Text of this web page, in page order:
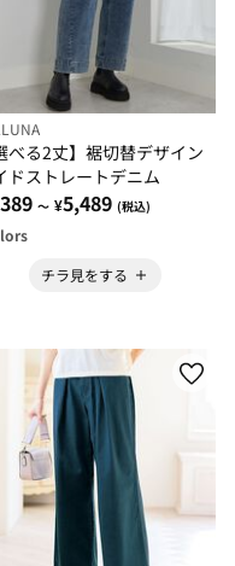
べる2丈】裾切替デザイン
ドストレートデニム
～ ¥5,489 (税込)
チラ見をする